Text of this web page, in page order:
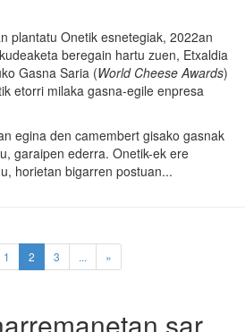
plantatu Onetik esnetegiak, 2022an
beregain hartu zuen, Etxaldia
Gasna Saria (World Cheese Awards)
etorri milaka gasna-egile enpresa
egina den camembert gisako gasnak
garaipen ederra. Onetik-ek ere
horietan bigarren postuan...
1 2(current)
3 ... »